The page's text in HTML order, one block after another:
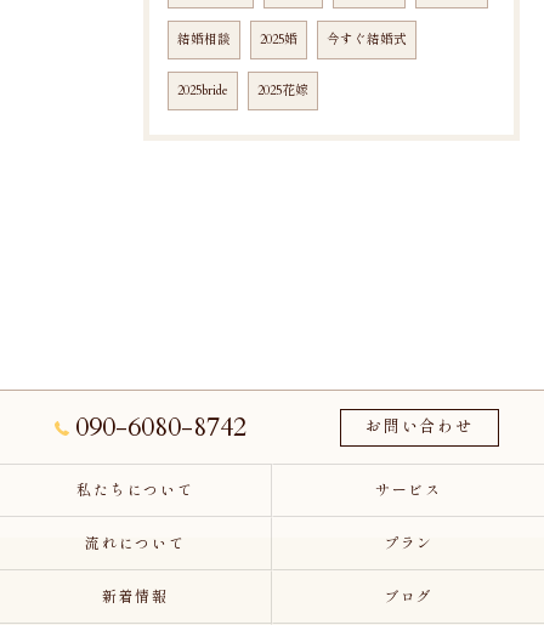
結婚相談 2025婚 今すぐ結婚式
2025bride 2025花嫁
090-6080-8742 お問い合わせ
私たちについて サービス
流れについて プラン
新着情報 ブログ